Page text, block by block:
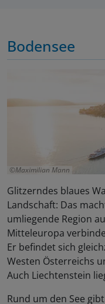
Bodensee
Maximilian Mann
Glitzerndes blaues
Landschaft: Das
umliegende Region
Mitteleuropa
Er befindet sich
Westen Österreichs
Auch Liechtenstein
Rund um den See